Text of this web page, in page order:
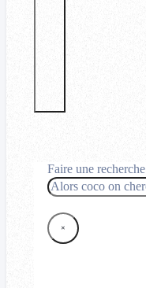
Faire une recherche
Rechercher
×